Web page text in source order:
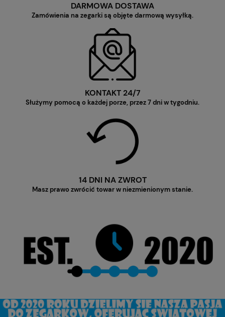
DARMOWA DOSTAWA
Zamówienia na zegarki są objęte darmową wysyłką.
KONTAKT 24/7
Służymy pomocą o każdej porze, przez 7 dni w tygodniu.
14 DNI NA ZWROT
Masz prawo zwrócić towar w niezmienionym stanie.